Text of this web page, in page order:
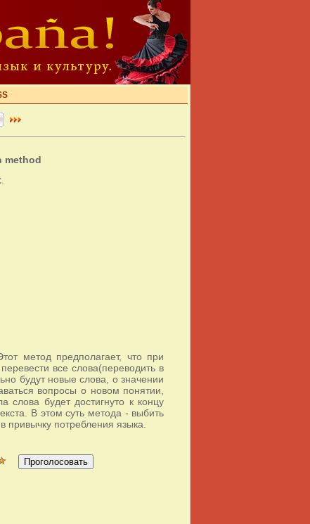
method
метод предполагает, что при
все слова(переводить в
будут новые слова, о значении
вопросы о новом понятии,
будет достигнуто к концу
В этом суть метода - выбить
привычку потребления языка.